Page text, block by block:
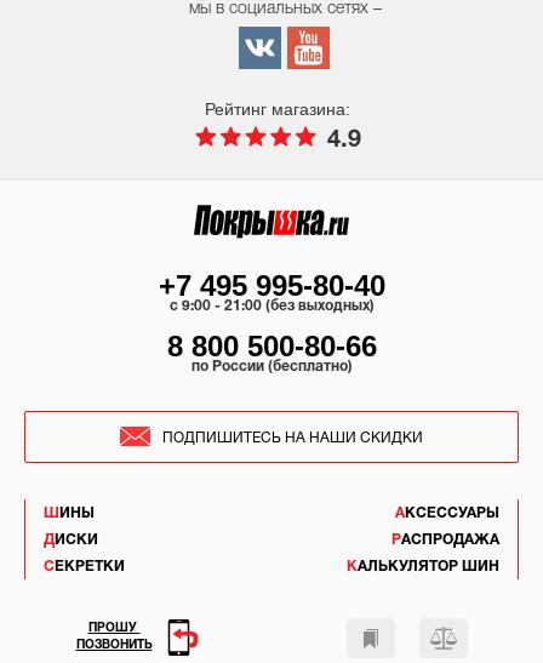
мы в социальных сетях –
Рейтинг магазина:
4.9
ШИНЫ
ДИСКИ
СЕКРЕТКИ
АКСЕССУАРЫ
РАСПРОДАЖА
КАЛЬКУЛЯТОР ШИН
+7 495 995-80-40
c 9:00 - 21:00 (без выходных)
8 800 500-80-66
по России (бесплатно)
ПОДПИШИТЕСЬ НА НАШИ СКИДКИ
ПРОШУ
ПОЗВОНИТЬ